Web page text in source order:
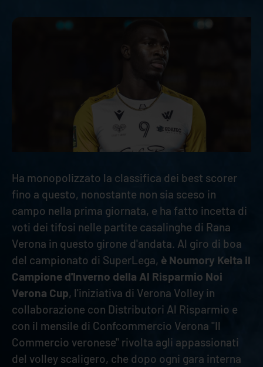
Ha monopolizzato la classifica dei best scorer
fino a questo, nonostante non sia sceso in
campo nella prima giornata, e ha fatto incetta di
voti dei tifosi nelle partite casalinghe di Rana
Verona in questo girone d'andata. Al giro di boa
del campionato di SuperLega, è Noumory Keita il
Campione d'Inverno della Al Risparmio Noi
Verona Cup, l'iniziativa di Verona Volley in
collaborazione con Distributori Al Risparmio e
con il mensile di Confcommercio Verona "Il
Commercio veronese" rivolta agli appassionati
del volley scaligero, che dopo ogni gara interna